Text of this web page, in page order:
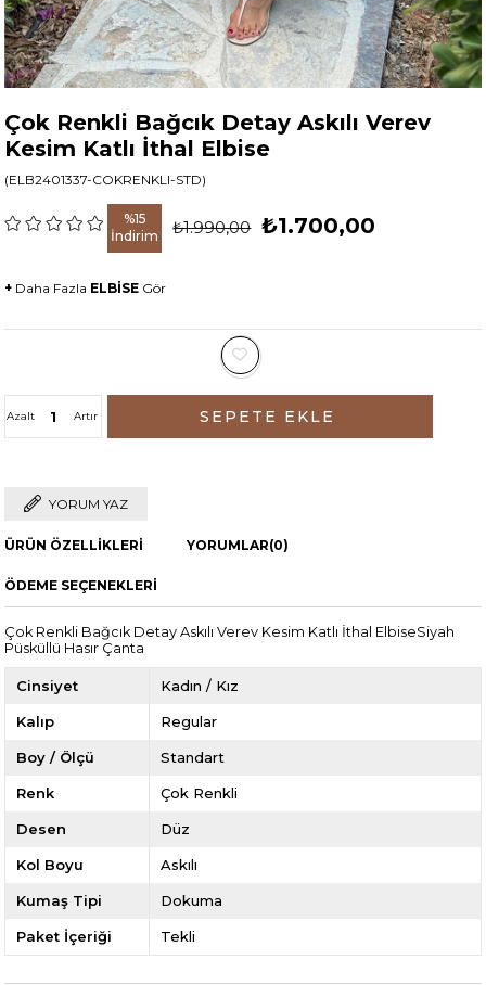
Çok Renkli Bağcık Detay Askılı Verev
Kesim Katlı İthal Elbise
(ELB2401337-COKRENKLI-STD)
%15
İndirim
₺1.990,00 ₺1.700,00
+ Daha Fazla ELBİSE Gör
Artır
Azalt
YORUM YAZ
ÜRÜN ÖZELLIKLERI YORUMLAR(0)
ÖDEME SEÇENEKLERI
Çok Renkli Bağcık Detay Askılı Verev Kesim Katlı İthal ElbiseSiyah
Püsküllü Hasır Çanta
Cinsiyet Kadın / Kız
Kalıp Regular
Boy / Ölçü Standart
Renk Çok Renkli
Desen Düz
Kol Boyu Askılı
Kumaş Tipi Dokuma
Paket İçeriği Tekli